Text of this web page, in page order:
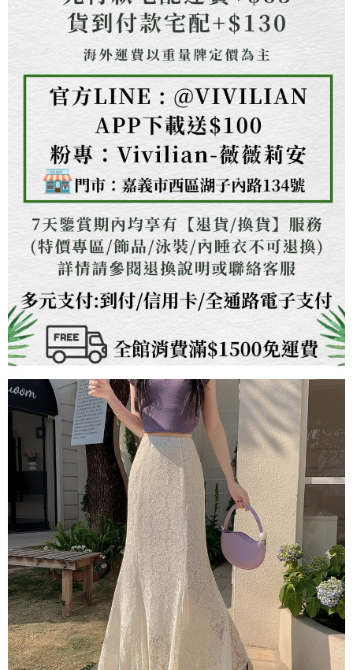
４．使用「AFTEE先享後付」時，將依據個別帳號之用戶狀況，依本公司即
時審查核予不同之上限額度；若仍有額度不足之情形，本公司將視審查結果
請求用戶進行身份認證。
５．嚴禁一人註冊多個帳號或使用他人資訊註冊。若發現惡意使用之情形，
恩沛科技股份有限公司將有權停止該用戶之使用額度並採取法律行動。